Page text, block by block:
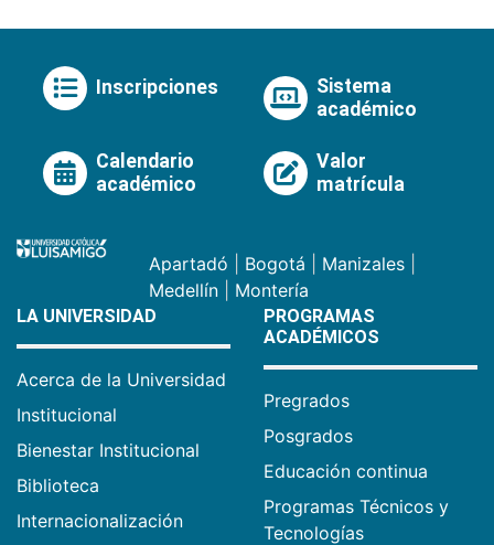
Inscripciones
Sistema
académico
Calendario
académico
Valor
matrícula
Apartadó Bogotá Manizales
Medellín
Montería
LA UNIVERSIDAD
Acerca de la Universidad
Institucional
Bienestar Institucional
Biblioteca
Internacionalización
PROGRAMAS
ACADÉMICOS
Pregrados
Posgrados
Educación continua
Programas Técnicos y
Tecnologías